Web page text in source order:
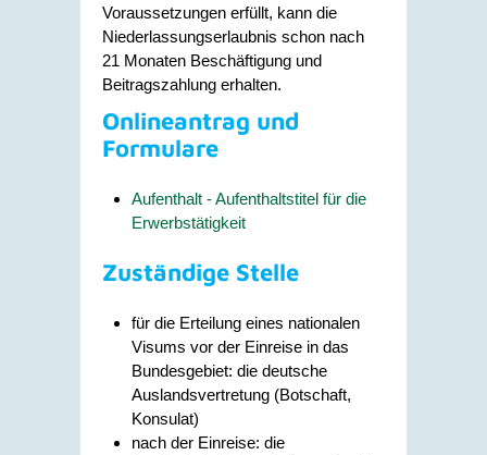
Voraussetzungen erfüllt, kann die
Niederlassungserlaubnis schon nach
21 Monaten Beschäftigung und
Beitragszahlung erhalten.
Onlineantrag und
Formulare
Aufenthalt - Aufenthaltstitel für die
Erwerbstätigkeit
Zuständige Stelle
für die Erteilung eines nationalen
Visums vor der Einreise in das
Bundesgebiet: die deutsche
Auslandsvertretung (Botschaft,
Konsulat)
nach der Einreise: die